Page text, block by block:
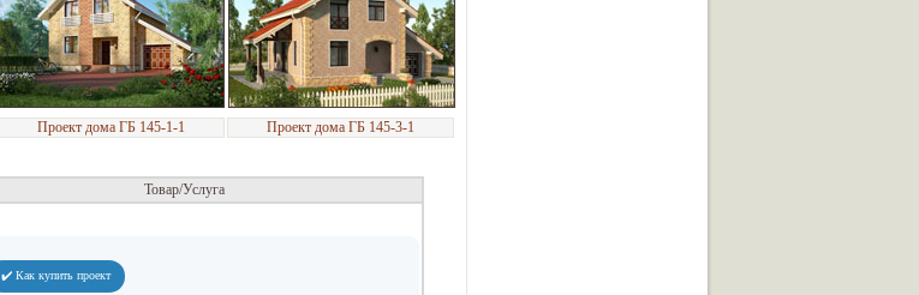
Проект дома ГБ 145-1-1 Проект дома ГБ 145-3-1
Товар/Услуга
✔️ Как купить проект